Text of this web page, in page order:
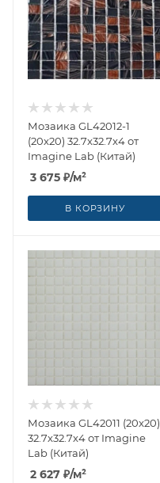
Мозаика GL42012-1
(20x20) 32.7x32.7x4 от
Imagine Lab (Китай)
3 675 ₽/м²
В КОРЗИНУ
Мозаика GL42011 (20x20)
32.7x32.7x4 от Imagine
Lab (Китай)
2 627 ₽/м²